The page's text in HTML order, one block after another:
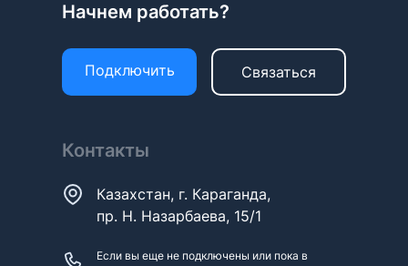
Начнем работать?
Подключить Связаться
Контакты
Если вы еще не подключены или пока в
Казахстан, г. Караганда,
пр. Н. Назарбаева, 15/1